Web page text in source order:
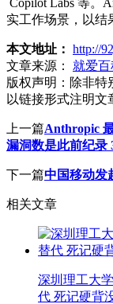
实工作场景，以结
本文地址： http://
文章来源：
就爱
版权声明： 除非特
以链接形式注明文
上一篇Anthropic
漏洞数是此前纪录
下一篇中国移动发
相关文章
深圳理工大
代 死记硬背